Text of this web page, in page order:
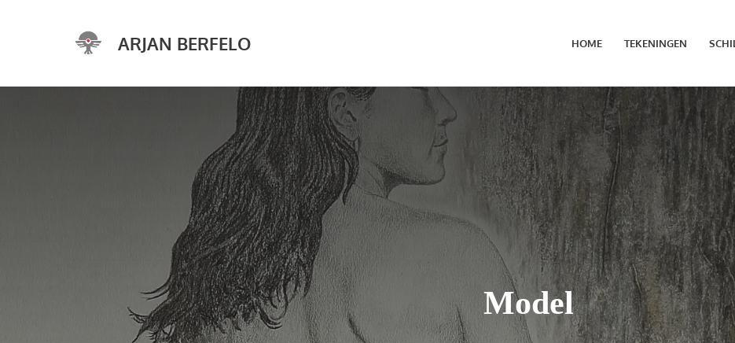
ARJAN BERFELO HOME TEKENINGEN
Model